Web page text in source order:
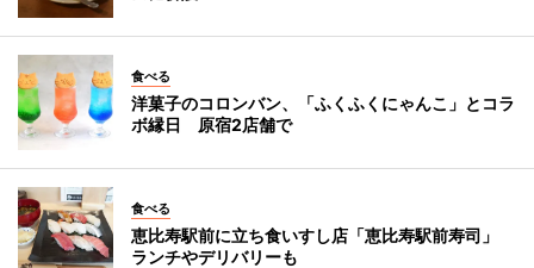
食べる
洋菓子のコロンバン、「ふくふくにゃんこ」とコラ
ボ縁日 原宿2店舗で
食べる
恵比寿駅前に立ち食いすし店「恵比寿駅前寿司」
ランチやデリバリーも